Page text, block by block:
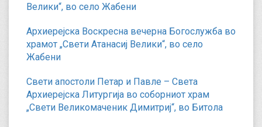
Велики“, во село Жабени
Архиерејска Воскресна вечерна Богослужба во
храмот „Свети Атанасиј Велики“, во село
Жабени
Свети апостоли Петар и Павле – Света
Архиерејска Литургија во соборниот храм
„Свети Великомаченик Димитриј“, во Битола